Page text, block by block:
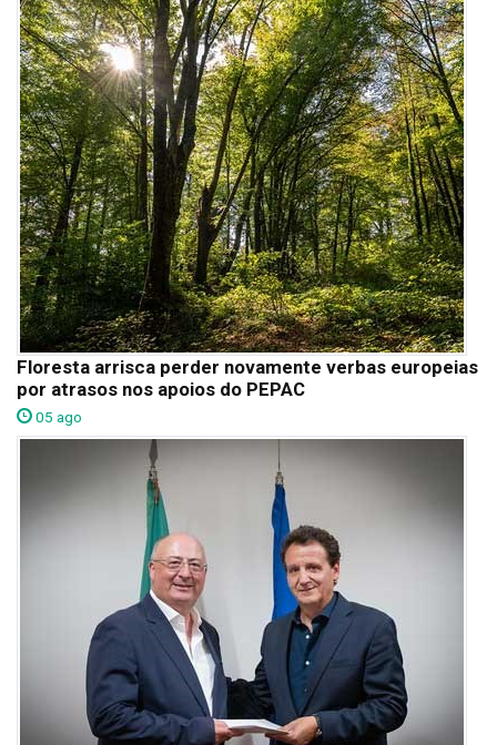
Floresta arrisca perder novamente verbas europeias
por atrasos nos apoios do PEPAC
05 ago